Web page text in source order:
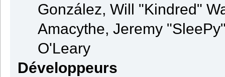
González, Will "Kindred"
Amacythe, Jeremy
O'Leary
Développeurs